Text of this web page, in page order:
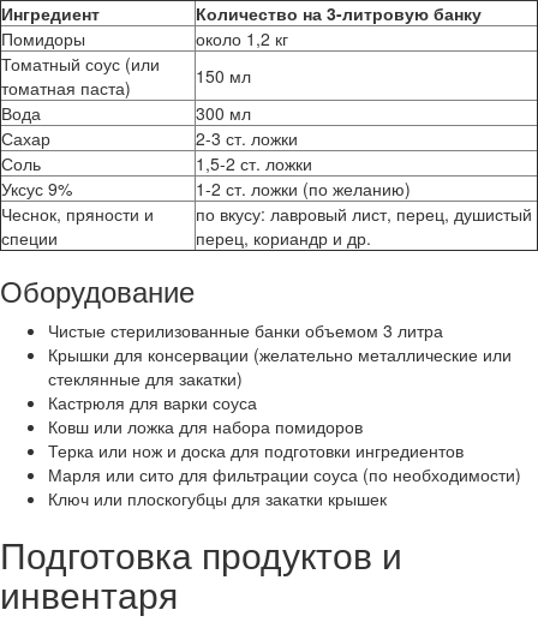
Ингредиент
Количество на 3-литровую банку
Помидоры
около 1,2 кг
Томатный соус (или
томатная паста)
150 мл
Вода
300 мл
Сахар
2-3 ст. ложки
Соль
1,5-2 ст. ложки
Уксус 9%
1-2 ст. ложки (по желанию)
Чеснок, пряности и
специи
по вкусу: лавровый лист, перец, душистый
перец, кориандр и др.
Оборудование
Чистые стерилизованные банки объемом 3 литра
Крышки для консервации (желательно металлические или
стеклянные для закатки)
Кастрюля для варки соуса
Ковш или ложка для набора помидоров
Терка или нож и доска для подготовки ингредиентов
Марля или сито для фильтрации соуса (по необходимости)
Ключ или плоскогубцы для закатки крышек
Подготовка продуктов и
инвентаря